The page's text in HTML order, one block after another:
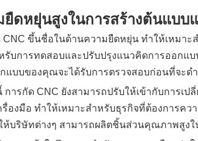
ยืดหยุ่นสูงในการสร้างต้นแบบ
CNC ขึ้นชื่อในด้านความยืดหยุ่น ทำให้เหมา
บการทดสอบและปรับปรุงแนวคิดการออกแบ
แบบของคุณจะได้รับการตรวจสอบก่อนที่จะด
การกัด CNC ยังสามารถปรับให้เข้ากับการเ
รื่องมือ ทำให้เหมาะสำหรับธุรกิจที่ต้องการ
ห้บริษัทต่างๆ สามารถผลิตชิ้นส่วนคุณภาพสูง